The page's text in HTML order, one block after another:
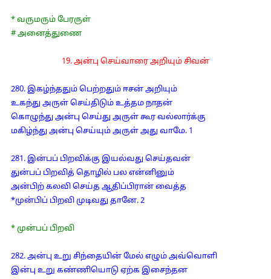
* வருமரும் பேரருள்
# அனைத்துணை
19. அன்பு செய்வாரை அறியும் சிவன்
280. இகழ்ந்ததும் பெற்றதும் ஈசன் அறியும்
உகந்து அருள் செய்திடும் உத்தம நாதன்
கொழுந்து அன்பு செய்து அருள் கூர வல்லார்க்கு
மகிழ்ந்து அன்பு செய்யும் அருள் அது வாமே. 1
281. இன்பப் பிறவிக்கு இயல்வது செய்தவன்
துன்பப் பிறவித் தொழில் பல என்னினும்
அன்பிற் கலவி செய்த ஆதிப்பிரான் வைத்த
*முன்பிப் பிறவி முடிவது தானே. 2
* முன்பப் பிறவி
282. அன்பு உறு சிந்தையின் மேல் எழும் அவ்வொளி
இன்பு உறு கண்ணியொடு ஏற்க இசைந்தன